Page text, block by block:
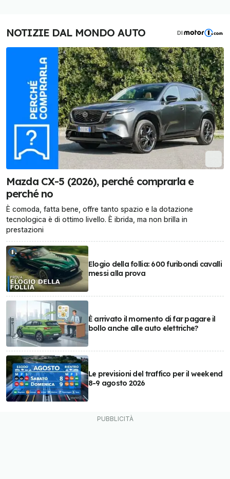
NOTIZIE DAL MONDO AUTO DI
Mazda CX-5 (2026), perché comprarla e
perché no
È comoda, fatta bene, offre tanto spazio e la dotazione
tecnologica è di ottimo livello. È ibrida, ma non brilla in
prestazioni
Elogio della follia: 600 furibondi cavalli
messi alla prova
È arrivato il momento di far pagare il
bollo anche alle auto elettriche?
Le previsioni del traffico per il weekend
8-9 agosto 2026